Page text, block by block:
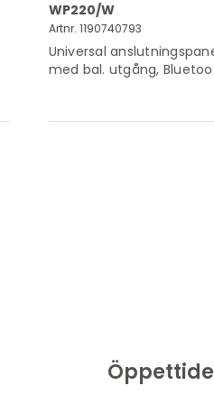
WP220/W
Artnr. 1190740793
Universal
med bal. utgång,